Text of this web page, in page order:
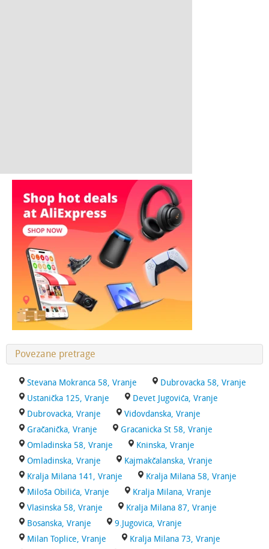
Povezane pretrage
Stevana Mokranca 58, Vranje
Dubrovacka 58, Vranje
Ustanička 125, Vranje
Devet Jugovića, Vranje
Dubrovacka, Vranje
Vidovdanska, Vranje
Gračanička, Vranje
Gracanicka St 58, Vranje
Omladinska 58, Vranje
Kninska, Vranje
Omladinska, Vranje
Kajmakčalanska, Vranje
Kralja Milana 141, Vranje
Kralja Milana 58, Vranje
Miloša Obilića, Vranje
Kralja Milana, Vranje
Vlasinska 58, Vranje
Kralja Milana 87, Vranje
Bosanska, Vranje
9.Jugovica, Vranje
Milan Toplice, Vranje
Kralja Milana 73, Vranje